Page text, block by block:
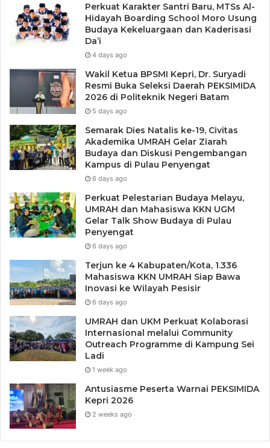
Perkuat Karakter Santri Baru, MTSs Al-
Hidayah Boarding School Moro Usung
Budaya Kekeluargaan dan Kaderisasi
Da’i
4 days ago
Wakil Ketua BPSMI Kepri, Dr. Suryadi
Resmi Buka Seleksi Daerah PEKSIMIDA
2026 di Politeknik Negeri Batam
5 days ago
Semarak Dies Natalis ke-19, Civitas
Akademika UMRAH Gelar Ziarah
Budaya dan Diskusi Pengembangan
Kampus di Pulau Penyengat
6 days ago
Perkuat Pelestarian Budaya Melayu,
UMRAH dan Mahasiswa KKN UGM
Gelar Talk Show Budaya di Pulau
Penyengat
6 days ago
Terjun ke 4 Kabupaten/Kota, 1.336
Mahasiswa KKN UMRAH Siap Bawa
Inovasi ke Wilayah Pesisir
6 days ago
UMRAH dan UKM Perkuat Kolaborasi
Internasional melalui Community
Outreach Programme di Kampung Sei
Ladi
1 week ago
Antusiasme Peserta Warnai PEKSIMIDA
Kepri 2026
2 weeks ago